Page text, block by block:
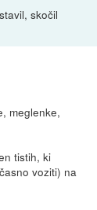
skočil
meglenke,
tistih, ki
voziti) na